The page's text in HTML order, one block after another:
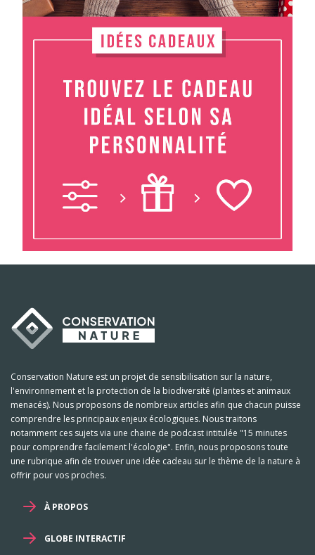
Conservation Nature est un projet de sensibilisation sur la nature,
l'environnement et la protection de la biodiversité (plantes et animaux
menacés). Nous proposons de nombreux articles afin que chacun puisse
comprendre les principaux enjeux écologiques. Nous traitons
notamment ces sujets via une chaine de podcast intitulée "15 minutes
pour comprendre facilement l'écologie". Enfin, nous proposons toute
une rubrique afin de trouver une idée cadeau sur le thème de la nature à
offrir pour vos proches.
À PROPOS
GLOBE INTERACTIF